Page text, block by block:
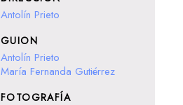
Antolín Prieto
GUION
Antolín Prieto
María Fernanda Gutiérrez
FOTOGRAFÍA